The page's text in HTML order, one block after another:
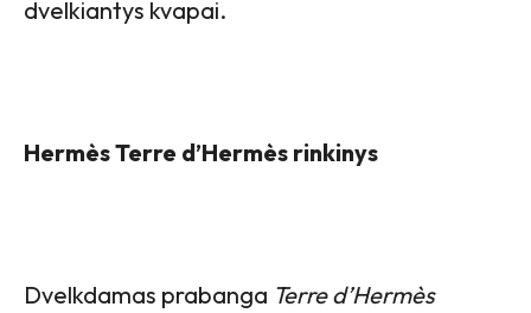
dvelkiantys kvapai.
Hermès Terre d’Hermès rinkinys
Dvelkdamas prabanga Terre d’Hermès